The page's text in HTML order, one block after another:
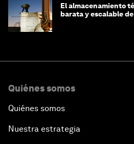
El almacenamiento
barata y escalable
Quiénes somos
Quiénes somos
Nuestra estrategia